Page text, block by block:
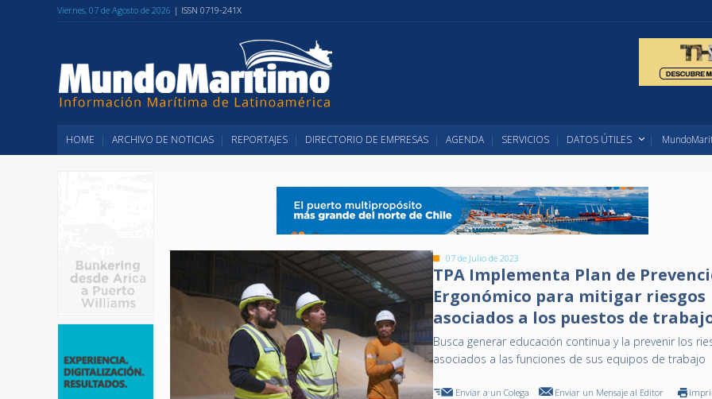
Viernes, 07 de Agosto de 2026 | ISSN 0719-241X
HOME ARCHIVO DE NOTICIAS REPORTAJES DIRECTORIO DE EMPRESAS AGENDA SERVICIOS DATOS ÚTILES
07 de Julio de 2023
TPA Implementa Plan de
Ergonómico para mitigar riesgos
asociados a los puestos de
Busca generar educación continua y la prevenir los
asociados a las funciones de sus equipos de trabajo
Enviar a un Colega Enviar un Mensaje al Editor